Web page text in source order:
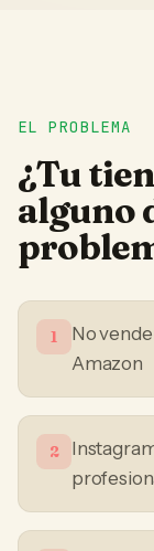
EL PROBLEMA
¿Tu
alguno
1
No
Amazon
2